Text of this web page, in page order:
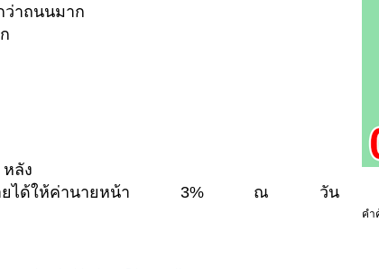
ว่าถนนมาก
ลัง
ท่านขายได้ให้ค่านายหน้า 3% ณ วัน
คำ